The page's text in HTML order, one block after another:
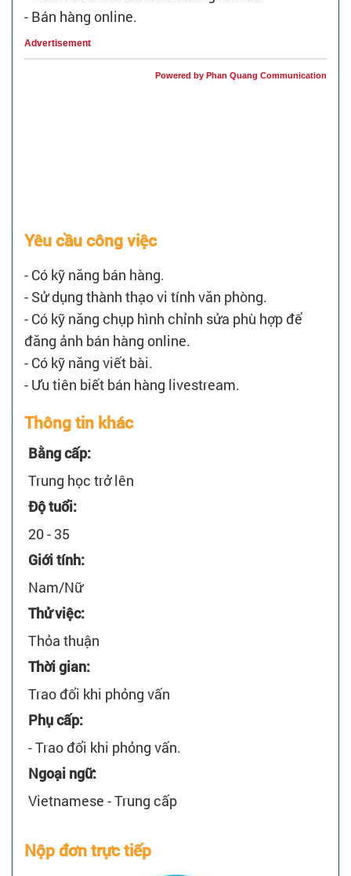
- Bán hàng online.
Advertisement
Powered by Phan Quang Communication
Yêu cầu công việc
- Có kỹ năng bán hàng.
- Sử dụng thành thạo vi tính văn phòng.
- Có kỹ năng chụp hình chỉnh sửa phù hợp để
đăng ảnh bán hàng online.
- Có kỹ năng viết bài.
- Ưu tiên biết bán hàng livestream.
Thông tin khác
Bằng cấp:
Trung học trở lên
Độ tuổi:
20 - 35
Giới tính:
Nam/Nữ
Thử việc:
Thỏa thuận
Thời gian:
Trao đổi khi phỏng vấn
Phụ cấp:
- Trao đổi khi phỏng vấn.
Ngoại ngữ:
Vietnamese - Trung cấp
Nộp đơn trực tiếp